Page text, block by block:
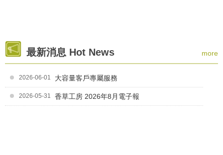
"打皂的心情是愉悅的！ 用皂的生活是安心舒服的！...
莊曉靜老師
靈感滿天飛的曉靜老師，最愛的就是賦予皂邊新生命。 ...
香草工房苗栗店-皂類與保養品商品實作班
香草工房台南店-藝術香氛蠟片
最新消息 Hot News more
2026-06-01 大容量客戶專屬服務
2026-05-31 香草工房 2026年8月電子報